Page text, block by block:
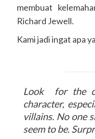
membuat
Richard Jewell.
Kami jadi ingat apa
Look for the
character,
villains. No one
seem to be.